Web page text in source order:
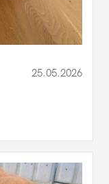
25.05.2026